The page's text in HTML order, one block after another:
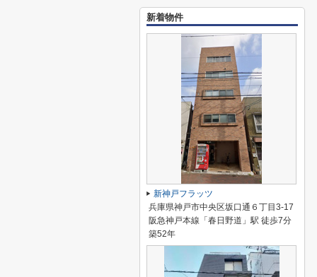
新着物件
新神戸フラッツ
兵庫県神戸市中央区坂口通６丁目3-17
阪急神戸本線「春日野道」駅 徒歩7分
築52年